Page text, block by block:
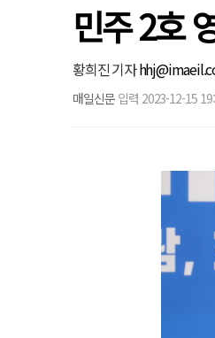
민주 2호
황희진 기자
매일신문 입력 2023-12-15